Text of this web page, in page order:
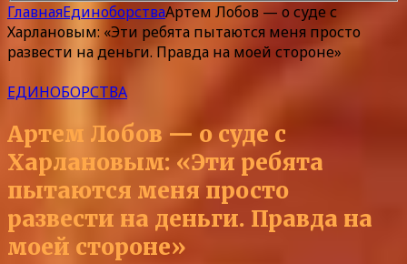
ГлавнаяЕдиноборстваАртем Лобов — о суде с
Харлановым: «Эти ребята пытаются меня просто
развести на деньги. Правда на моей стороне»
ЕДИНОБОРСТВА
Артем Лобов — о суде с
Харлановым: «Эти ребята
пытаются меня просто
развести на деньги. Правда на
моей стороне»